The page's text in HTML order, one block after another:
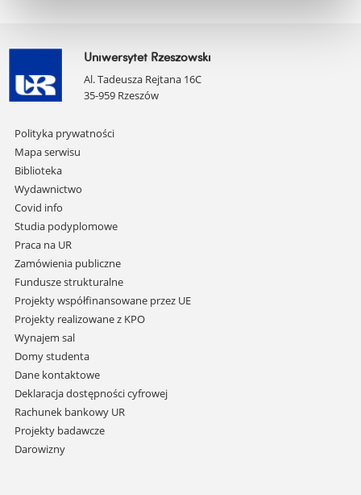
Uniwersytet Rzeszowski
Al. Tadeusza Rejtana 16C
35-959 Rzeszów
Pomiń
nawigację
i
przejdź
do
treści
Polityka prywatności
Mapa serwisu
Biblioteka
Wydawnictwo
Covid info
Studia podyplomowe
Praca na UR
Zamówienia publiczne
Fundusze strukturalne
Projekty współfinansowane przez UE
Projekty realizowane z KPO
Wynajem sal
Domy studenta
Dane kontaktowe
Deklaracja dostępności cyfrowej
Rachunek bankowy UR
Projekty badawcze
Darowizny